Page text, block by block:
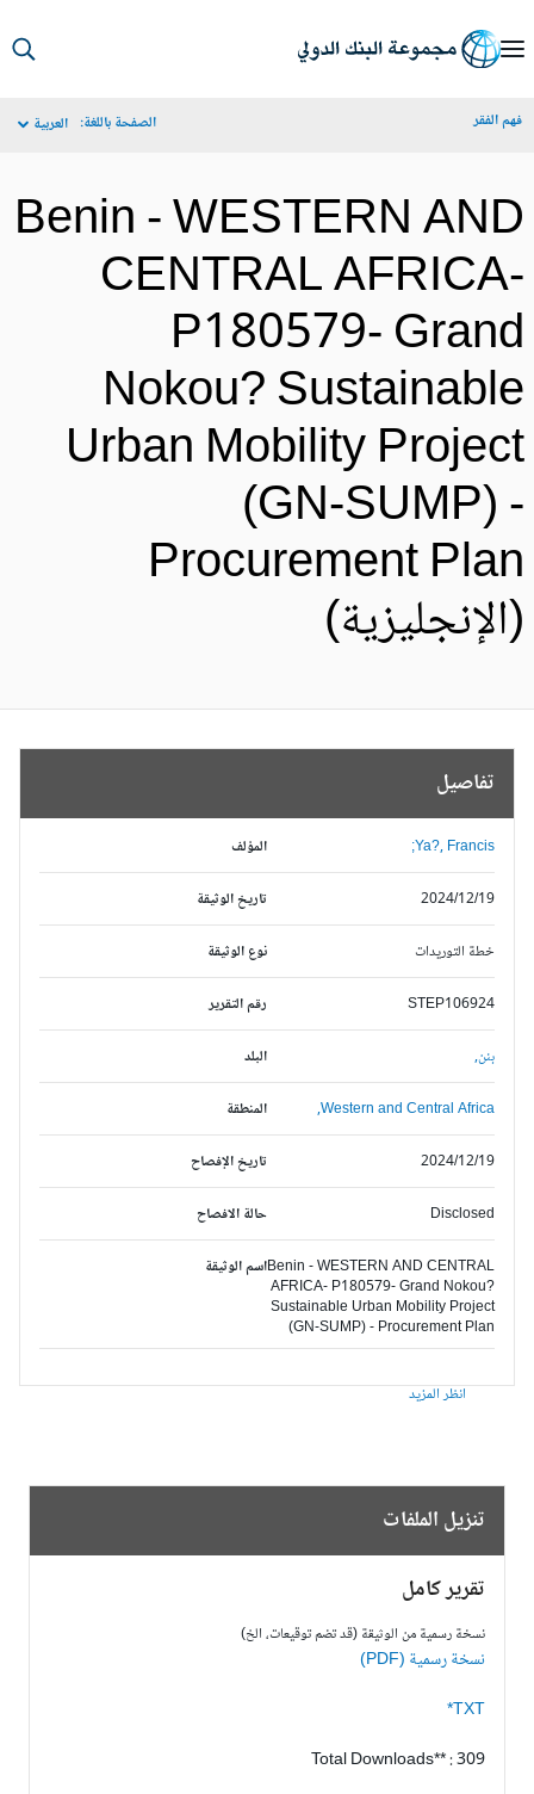
الفقر الصفحة باللغة: العربية
Benin - WESTERN
CENTRAL
P180579-
Nokou?
Urban Mobility
(GN-SUMP)
Procurement
تفاصيل
المؤلف Ya?, Francis;
تاريخ الوثيقة 2024/12/19
نوع الوثيقة خطة التوريدات
رقم التقرير STEP106924
البلد
المنطقة Western and Central Africa,
تاريخ الإفصاح 2024/12/19
حالة الافصاح Disclosed
اسم الوثيقةBenin - WESTERN AND CENTRAL
AFRICA- P180579- Grand Nokou?
Sustainable Urban Mobility Project
(GN-SUMP) - Procurement Plan
انظر المزيد
تنزيل الملفات
تقرير كامل
نسخة رسمية من الوثيقة (قد تضم توقيعات، الخ)
نسخة رسمية (PDF)
TXT*
Total Downloads** : 309